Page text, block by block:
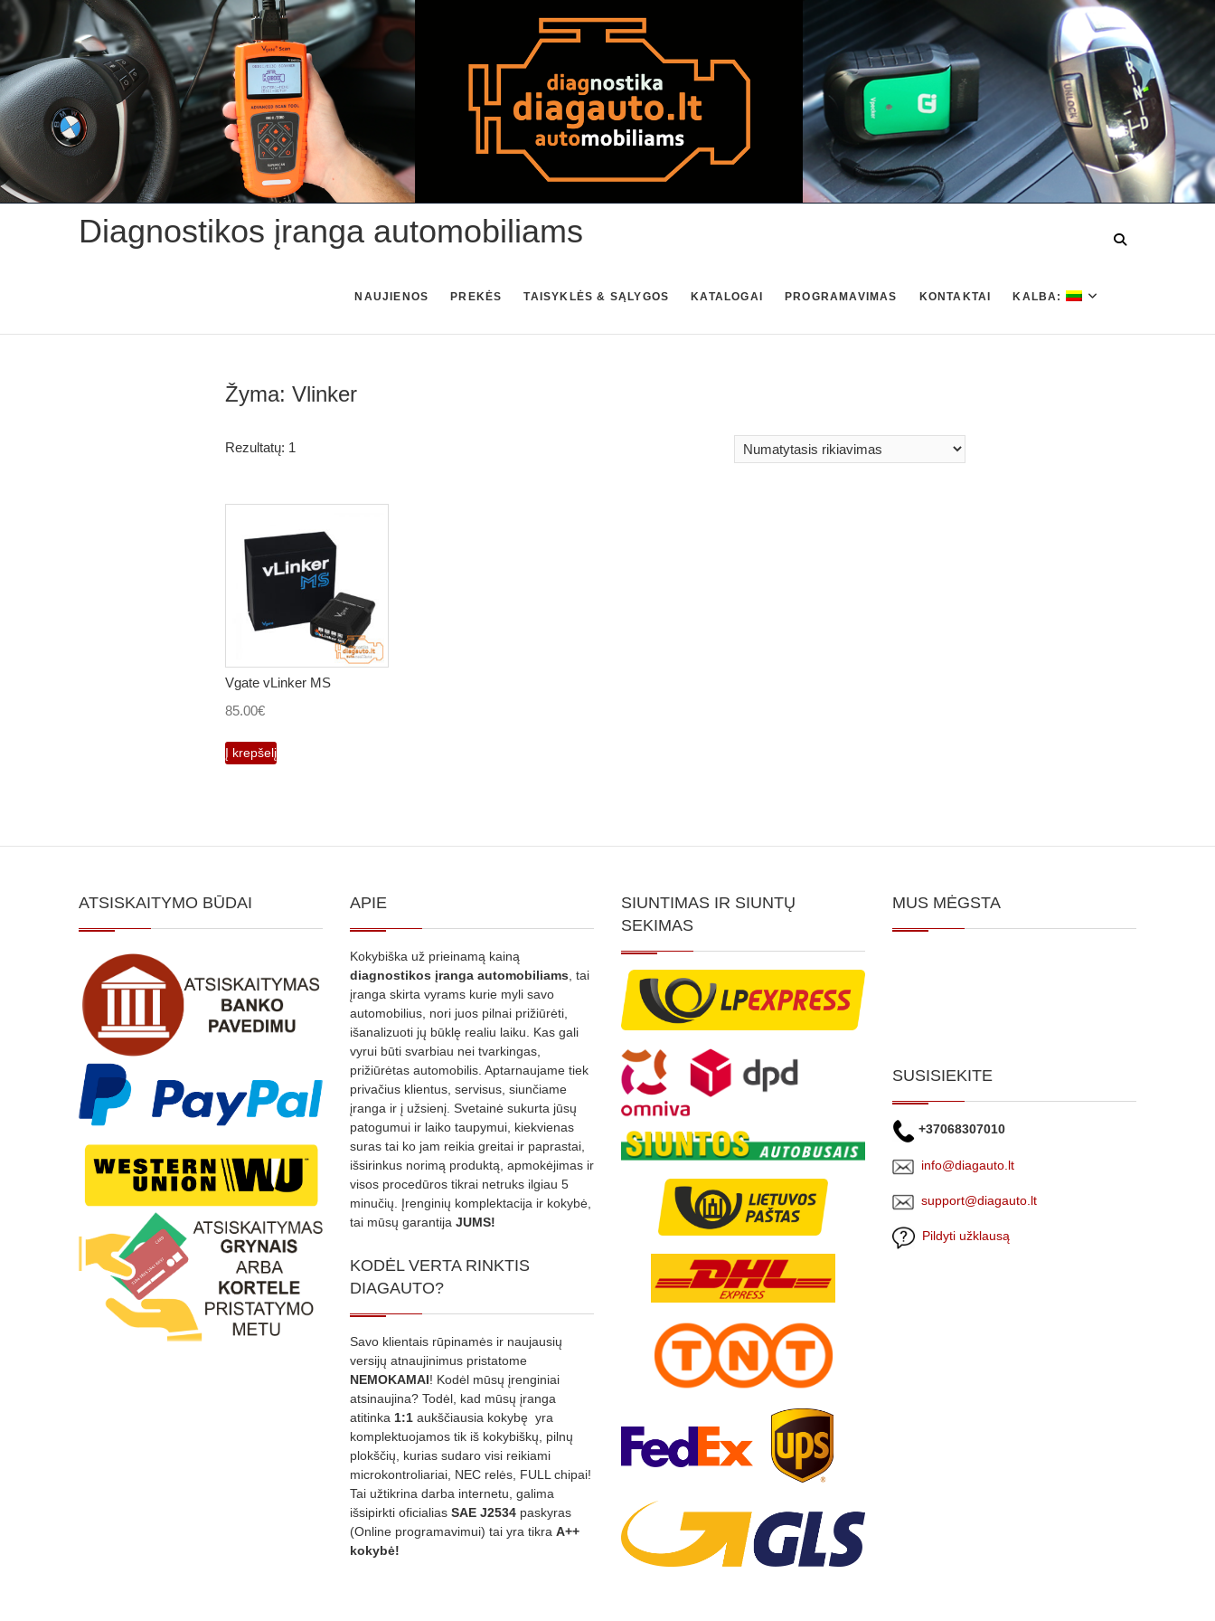
Skip
content
Diagnostikos įranga automobiliams
NAUJIENOS PREKĖS TAISYKLĖS & SĄLYGOS KATALOGAI PROGRAMAVIMAS KONTAKTAI KALBA:
Žyma: Vlinker
Rezultatų: 1
Vgate vLinker MS
85.00€
Į krepšelį
ATSISKAITYMO BŪDAI APIE
Kokybiška už prieinamą kainą
diagnostikos įranga automobiliams , tai
įranga skirta vyrams kurie myli savo
automobilius, nori juos pilnai prižiūrėti,
išanalizuoti jų būklę realiu laiku. Kas gali
vyrui būti svarbiau nei tvarkingas,
prižiūrėtas automobilis. Aptarnaujame tiek
privačius klientus, servisus, siunčiame
įranga ir į užsienį. Svetainė sukurta jūsų
patogumui ir laiko taupymui, kiekvienas
suras tai ko jam reikia greitai ir paprastai,
išsirinkus norimą produktą, apmokėjimas ir
visos procedūros tikrai netruks ilgiau 5
minučių. Įrenginių komplektacija ir kokybė,
tai mūsų garantija JUMS!
KODĖL VERTA RINKTIS
DIAGAUTO?
Savo klientais rūpinamės ir naujausių
versijų atnaujinimus pristatome
NEMOKAMAI! Kodėl mūsų įrenginiai
atsinaujina? Todėl, kad mūsų įranga
atitinka 1:1 aukščiausia kokybę yra
komplektuojamos tik iš kokybiškų, pilnų
plokščių, kurias sudaro visi reikiami
microkontroliariai, NEC relės, FULL chipai!
Tai užtikrina darba internetu, galima
išsipirkti oficialias SAE J2534 paskyras
(Online programavimui) tai yra tikra A++
kokybė!
SIUNTIMAS IR SIUNTŲ
SEKIMAS
MUS MĖGSTA
SUSISIEKITE
+37068307010
info@diagauto.lt
support@diagauto.lt
Pildyti užklausą